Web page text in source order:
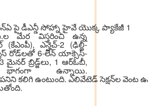
పై డీఎన్డీ సోహ్నా హైవే యొక్క ప్యాకేజీ 1
మేర విస్తరించి ఉన్న
ఎన్హెచ్-2 (ఢిల్లీ-
రోడ్‌లతో 6-లేన్ యాక్సెస్-
బ్రిడ్జ్‌లు, 1 ఆర్ఓబీ,
ఉన్నాయి.
కలిగి ఉంటుంది. ఎలివేటెడ్ సెక్షన్‌ల వెంట